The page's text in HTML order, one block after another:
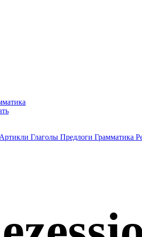
Артикли Глаголы Предлоги Грамматика